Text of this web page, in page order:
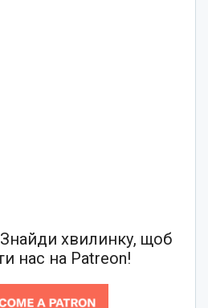
хвилинку, щоб
нас на Patreon!